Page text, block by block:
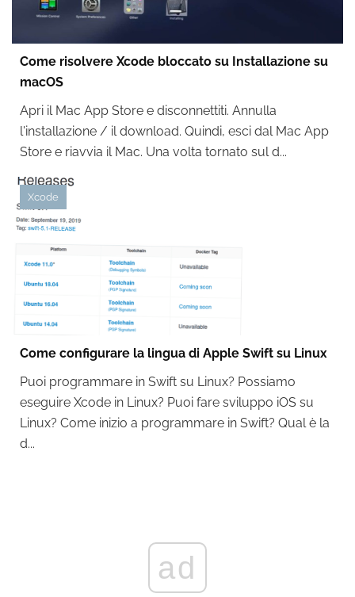
Come risolvere Xcode bloccato su Installazione su
macOS
Apri il Mac App Store e disconnettiti. Annulla
l'installazione / il download. Quindi, esci dal Mac App
Store e riavvia il Mac. Una volta tornato sul d...
Xcode
Come configurare la lingua di Apple Swift su Linux
Puoi programmare in Swift su Linux? Possiamo
eseguire Xcode in Linux? Puoi fare sviluppo iOS su
Linux? Come inizio a programmare in Swift? Qual è la
d...
ad